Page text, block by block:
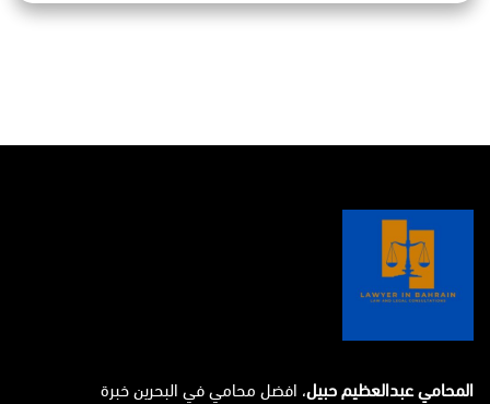
المحامي عبدالعظيم حبيل، افضل محامي في البحرين خبرة